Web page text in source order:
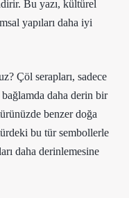
Bu yazı, kültürel
yapıları daha iyi
Çöl serapları, sadece
daha derin bir
benzer doğa
bu tür sembollerle
daha derinlemesine